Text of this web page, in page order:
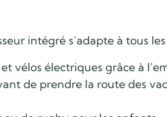
intégré s’adapte à tous
vélos électriques grâce à
de prendre la route des